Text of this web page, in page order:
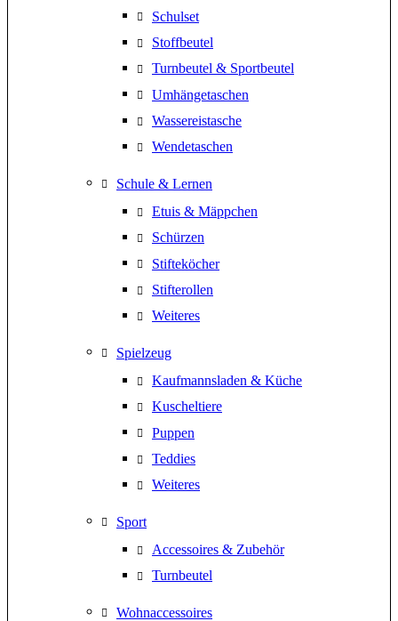
Schulset
Stoffbeutel
Turnbeutel & Sportbeutel
Umhängetaschen
Wassereistasche
Wendetaschen
Schule & Lernen
Etuis & Mäppchen
Schürzen
Stifteköcher
Stifterollen
Weiteres
Spielzeug
Kaufmannsladen & Küche
Kuscheltiere
Puppen
Teddies
Weiteres
Sport
Accessoires & Zubehör
Turnbeutel
Wohnaccessoires